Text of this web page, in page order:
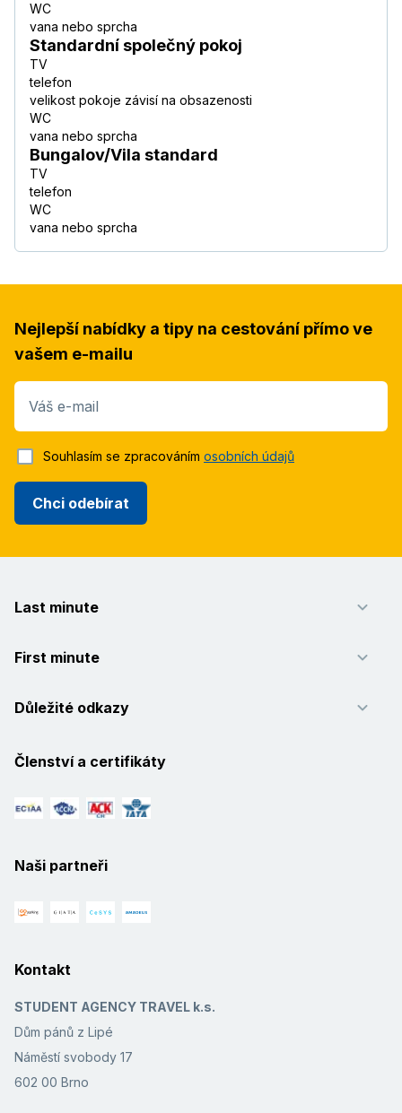
WC
vana nebo sprcha
Standardní společný pokoj
TV
telefon
velikost pokoje závisí na obsazenosti
WC
vana nebo sprcha
Bungalov/Vila standard
TV
telefon
WC
vana nebo sprcha
Nejlepší nabídky a tipy na cestování přímo ve
vašem e-mailu
Váš e-mail
Chci odebírat
Souhlasím se zpracováním osobních údajů
Last minute
First minute
Důležité odkazy
Členství a certifikáty
Naši partneři
Kontakt
STUDENT AGENCY TRAVEL k.s.
Dům pánů z Lipé
Náměstí svobody 17
602 00 Brno